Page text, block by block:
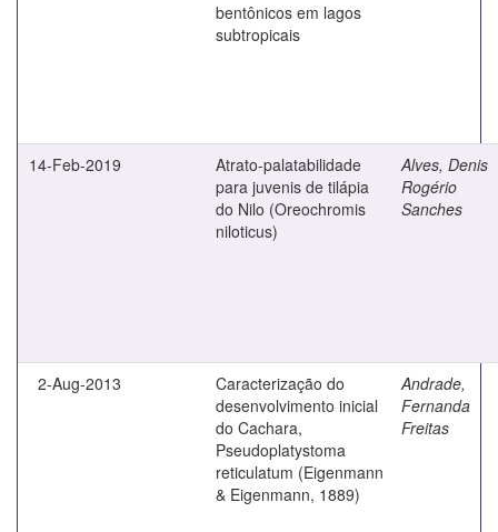
bentônicos em lagos
subtropicais
14-Feb-2019
Atrato-palatabilidade
para juvenis de tilápia
do Nilo (Oreochromis
niloticus)
Alves, Denis
Rogério
Sanches
2-Aug-2013
Caracterização do
desenvolvimento inicial
do Cachara,
Pseudoplatystoma
reticulatum (Eigenmann
& Eigenmann, 1889)
Andrade,
Fernanda
Freitas